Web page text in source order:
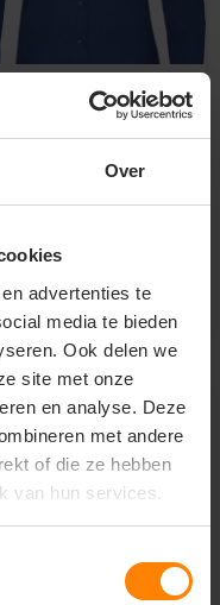
Over
advertenties te
media te bieden
Ook delen we
site met onze
en analyse. Deze
met andere
of die ze hebben
van hun services.
Collection
Collection Ladies
S Easy Care Oxford
in eigen huis
14